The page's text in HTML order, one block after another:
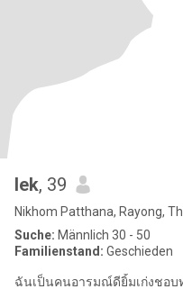
lek, 39
Nikhom Patthana, Rayong,
Suche: Männlich 30 - 50
Familienstand: Geschieden
ฉันเป็นคนอารมณ์ดียิ้มเก่งชอ